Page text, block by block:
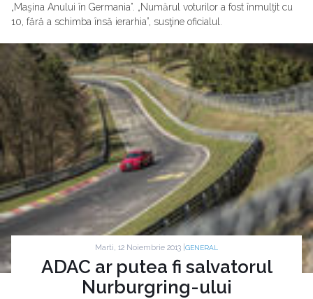
„Maşina Anului în Germania”. „Numărul voturilor a fost înmulţit cu
10, fără a schimba însă ierarhia”, susţine oficialul.
Marti, 12 Noiembrie 2013 | GENERAL
ADAC ar putea fi salvatorul
Nurburgring-ului